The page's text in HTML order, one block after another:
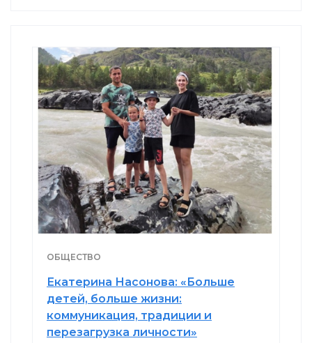
ОБЩЕСТВО
Екатерина Насонова: «Больше
детей, больше жизни:
коммуникация, традиции и
перезагрузка личности»